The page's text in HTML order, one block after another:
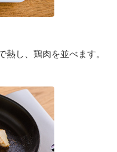
し、鶏肉を並べます。